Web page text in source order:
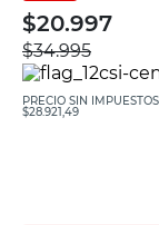
$20.997
$34.995
PRECIO SIN
$28.921,49